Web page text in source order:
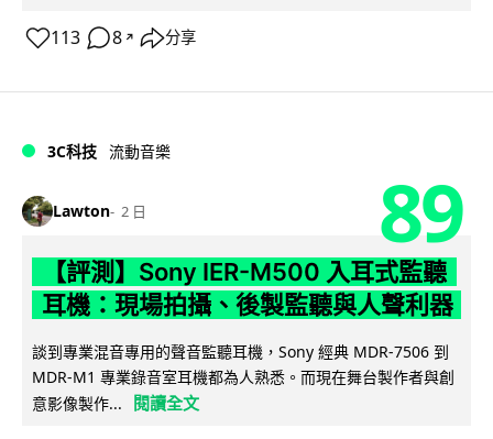
113 8 ↗ 分享
3C科技 流動音樂
Lawton 2 日 89
【評測】Sony IER-M500 入耳式監聽
耳機：現場拍攝、後製監聽與人聲利器
談到專業混音專用的聲音監聽耳機，Sony 經典 MDR-7506 到
MDR-M1 專業錄音室耳機都為人熟悉。而現在舞台製作者與創
意影像製作...
閱讀全文